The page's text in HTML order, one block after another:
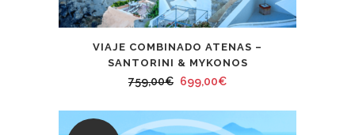
VIAJE COMBINADO ATENAS –
SANTORINI & MYKONOS
759,00€ El
original
699,00€El
actual